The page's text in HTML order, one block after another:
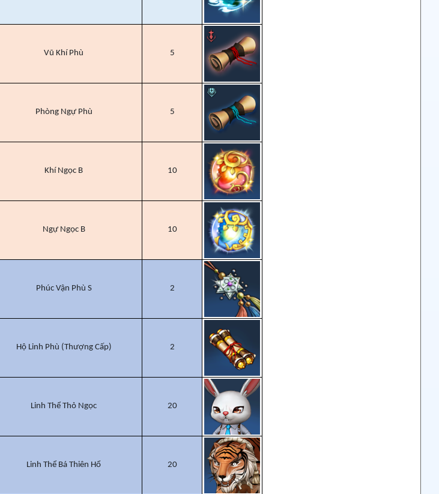
Vũ Khí Phù 5
Phòng Ngự Phù 5
Khí Ngọc B 10
Ngự Ngọc B 10
Phúc Vận Phù S 2
Hộ Linh Phù (Thượng Cấp) 2
Linh Thể Thỏ Ngọc 20
Linh Thể Bá Thiên Hổ 20